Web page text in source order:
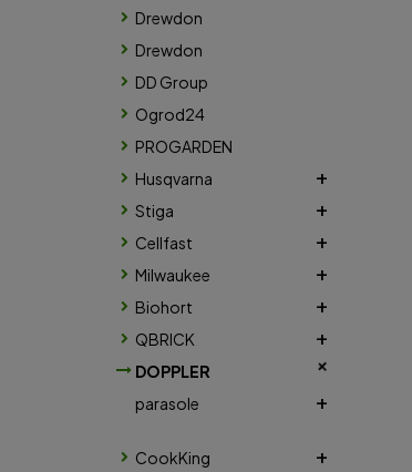
Drewdon
Drewdon
DD Group
Ogrod24
PROGARDEN
Husqvarna
Stiga
Cellfast
Milwaukee
Biohort
QBRICK
DOPPLER
parasole
CookKing